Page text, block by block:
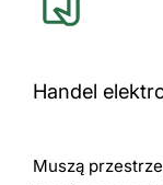
Handel
Muszą